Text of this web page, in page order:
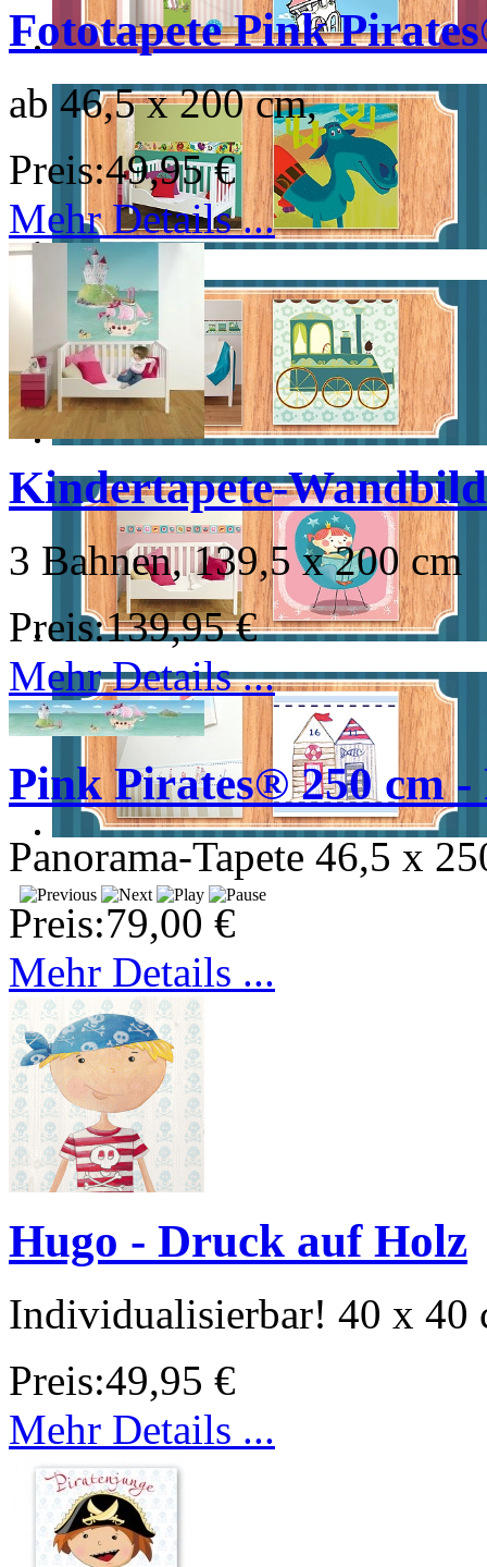
Fototapete Pink
ab 46,5 x 200 cm,
Preis:49,95 €
Mehr Details ...
Kindertapete-
3 Bahnen, 139,5 x 200 cm
Preis:139,95 €
Mehr Details ...
Pink Pirates® 250 cm
Panorama-Tapete 46,5 x
Preis:79,00 €
Mehr Details ...
Hugo - Druck auf Holz
Individualisierbar! 40 x 40
Preis:49,95 €
Mehr Details ...